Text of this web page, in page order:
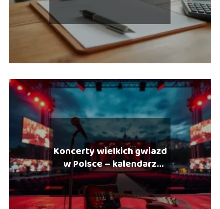
Koncerty wielkich gwiazd
w Polsce – kalendarz
koncertów